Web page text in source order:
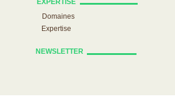
EXPERTISE
Domaines
Expertise
NEWSLETTER